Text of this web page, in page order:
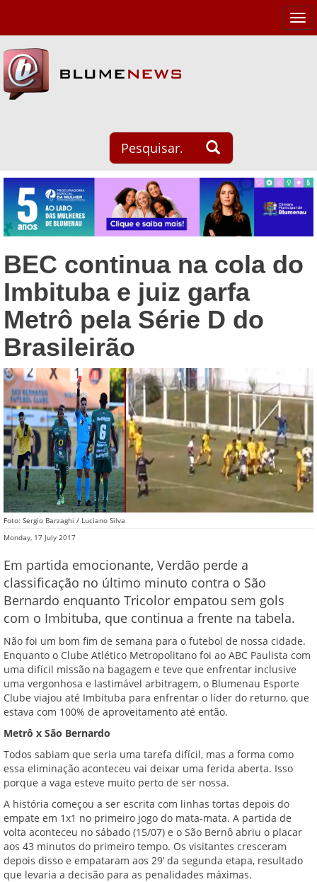
BEC continua na cola do
Imbituba e juiz garfa
Metrô pela Série D do
Brasileirão
Foto: Sergio Barzaghi / Luciano Silva
Monday, 17 July 2017
Em partida emocionante, Verdão perde a
classificação no último minuto contra o São
Bernardo enquanto Tricolor empatou sem gols
com o Imbituba, que continua a frente na tabela.
Não foi um bom fim de semana para o futebol de nossa cidade.
Enquanto o Clube Atlético Metropolitano foi ao ABC Paulista com
uma difícil missão na bagagem e teve que enfrentar inclusive
uma vergonhosa e lastimável arbitragem, o Blumenau Esporte
Clube viajou até Imbituba para enfrentar o líder do returno, que
estava com 100% de aproveitamento até então.
Metrô x São Bernardo
Todos sabiam que seria uma tarefa difícil, mas a forma como
essa eliminação aconteceu vai deixar uma ferida aberta. Isso
porque a vaga esteve muito perto de ser nossa.
A história começou a ser escrita com linhas tortas depois do
empate em 1x1 no primeiro jogo do mata-mata. A partida de
volta aconteceu no sábado (15/07) e o São Bernô abriu o placar
aos 43 minutos do primeiro tempo. Os visitantes cresceram
depois disso e empataram aos 29’ da segunda etapa, resultado
que levaria a decisão para as penalidades máximas.